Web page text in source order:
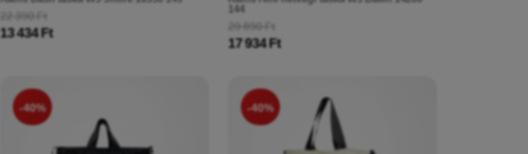
22 390 Ft
13 434 Ft
144
29 890 Ft
17 934 Ft
-40% -40%